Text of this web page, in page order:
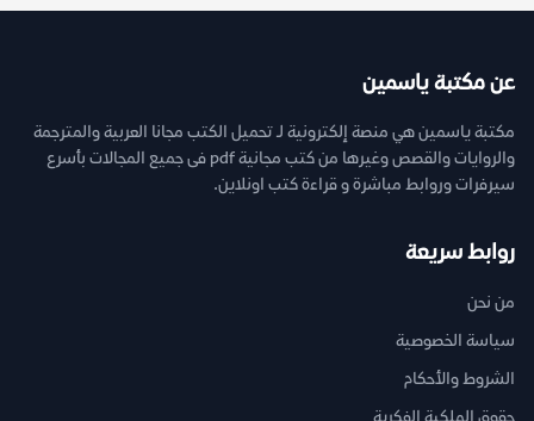
عن مكتبة ياسمين
مكتبة ياسمين هي منصة إلكترونية لـ تحميل الكتب مجانا العربية والمترجمة
والروايات والقصص وغيرها من كتب مجانية pdf فى جميع المجالات بأسرع
سيرفرات وروابط مباشرة و قراءة كتب اونلاين.
روابط سريعة
من نحن
سياسة الخصوصية
الشروط والأحكام